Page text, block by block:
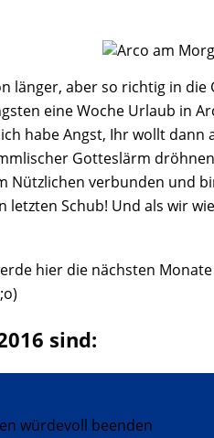
länger, aber so richtig in
eine Woche Urlaub
habe Angst, Ihr wollt
Gotteslärm
verbunden und
Schub! Und als wir
hier die nächsten
sind:
würdevoll beenden